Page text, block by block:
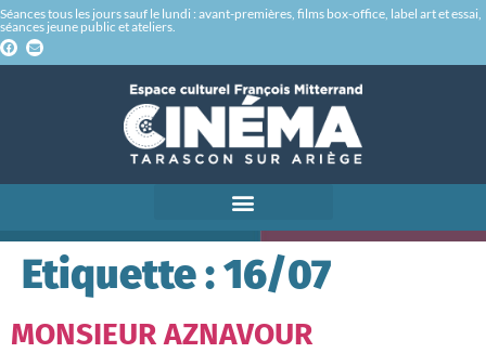
Séances tous les jours sauf le lundi : avant-premières, films box-office, label art et essai,
séances jeune public et ateliers.
Etiquette :16/07
MONSIEUR AZNAVOUR